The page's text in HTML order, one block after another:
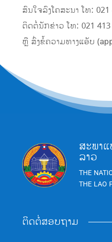
ສົນໃຈລົງໂຄສະນາ ໂທ: 021
ຕິດຕໍ່ນັກຂ່າວ ໂທ: 021 413
ຫຼື ສົ່ງຂໍ້ຄວາມທາງແອັບ
ສະພາ
ລາວ
THE
THE LAO
ຕິດຕໍ່ສອບຖາມ